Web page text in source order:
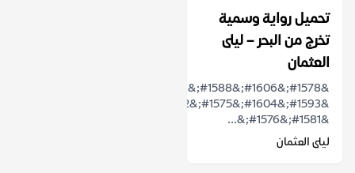
تحميل رواية وسمية
تخرج من البحر – ليلى
العثمان
&#1581;&#1576;&...
ليلى العثمان